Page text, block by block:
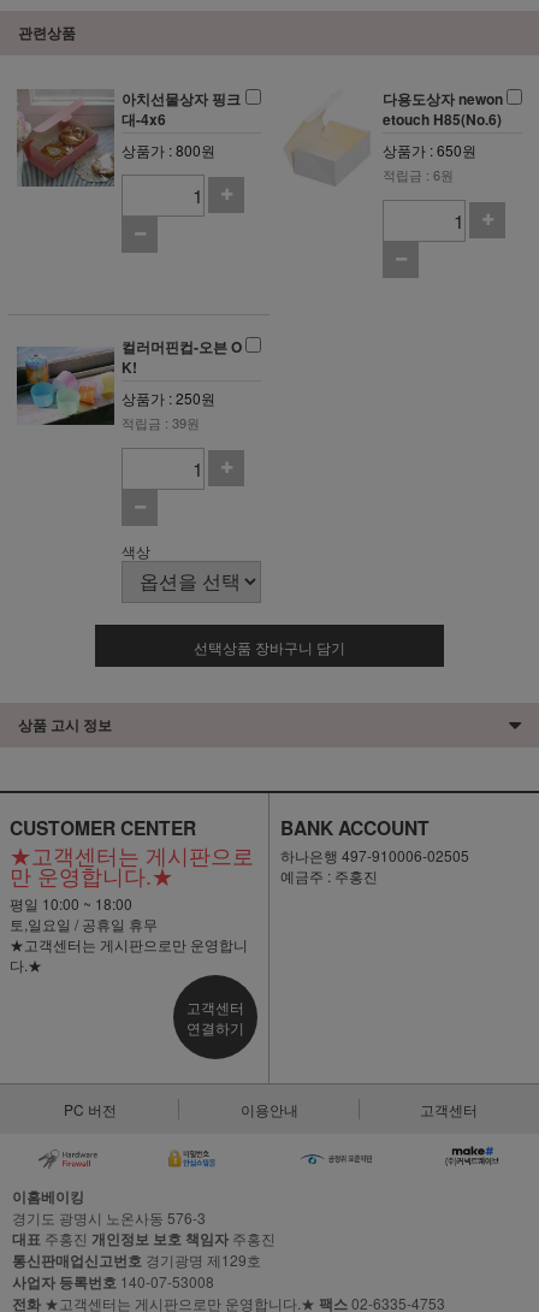
관련상품
아치선물상자 핑크
대-4x6
상품가 : 800원
다용도상자 newon
etouch H85(No.6)
상품가 : 650원
적립금 : 6원
컬러머핀컵-오븐 O
K!
상품가 : 250원
적립금 : 39원
색상
선택상품 장바구니 담기
상품 고시 정보
CUSTOMER CENTER
★고객센터는 게시판으로
만 운영합니다.★
평일 10:00 ~ 18:00
토,일요일 / 공휴일 휴무
★고객센터는 게시판으로만 운영합니
다.★
고객센터
연결하기
BANK ACCOUNT
하나은행 497-910006-02505
예금주 : 주홍진
PC 버전 이용안내 고객센터
이홈베이킹
경기도 광명시 노온사동 576-3
대표 주홍진 개인정보 보호 책임자 주홍진
통신판매업신고번호 경기광명 제129호
사업자 등록번호 140-07-53008
전화 ★고객센터는 게시판으로만 운영합니다.★ 팩스02-6335-4753